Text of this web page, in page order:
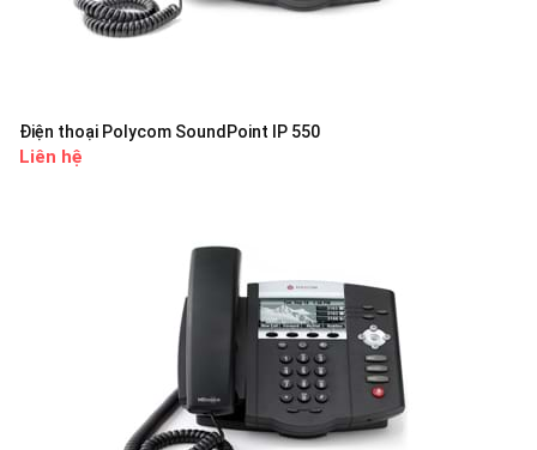
Điện thoại Polycom SoundPoint IP 550
Liên hệ